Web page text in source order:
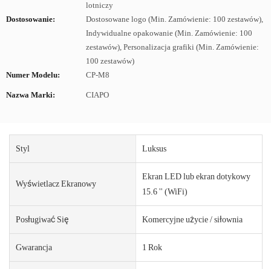
lotniczy
Dostosowanie:
Dostosowane logo (Min. Zamówienie: 100 zestawów),
Indywidualne opakowanie (Min. Zamówienie: 100
zestawów), Personalizacja grafiki (Min. Zamówienie:
100 zestawów)
Numer Modelu:
CP-M8
Nazwa Marki: CIAPO
Styl Luksus
Wyświetlacz Ekranowy
Ekran LED lub ekran dotykowy
15.6 '' (WiFi)
Posługiwać Się Komercyjne użycie / siłownia
Gwarancja 1 Rok